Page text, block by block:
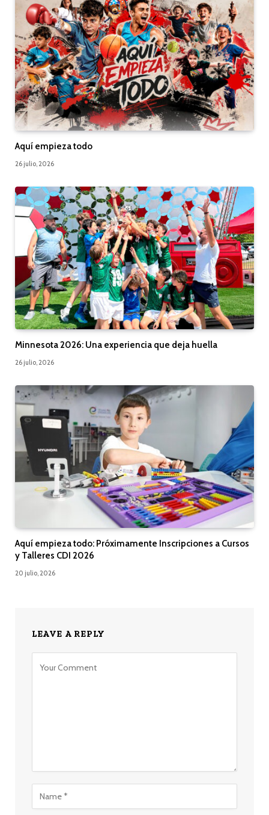
Aquí empieza todo
26 julio, 2026
Minnesota 2026: Una experiencia que deja huella
26 julio, 2026
Aquí empieza todo: Próximamente Inscripciones a Cursos
y Talleres CDI 2026
20 julio, 2026
LEAVE A REPLY